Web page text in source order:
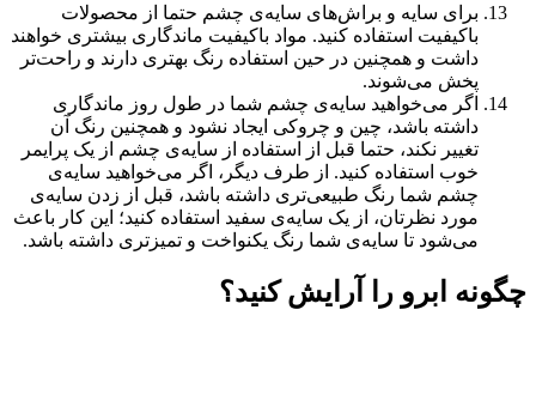
برای سایه و براش‌های سایه‌ی چشم حتما از محصولات
باکیفیت استفاده کنید. مواد باکیفیت ماندگاری بیشتری خواهند
داشت و همچنین در حین استفاده رنگ بهتری دارند و راحت‌تر
پخش می‌شوند.
اگر می‌خواهید سایه‌ی چشم شما در طول روز ماندگاری
داشته باشد، چین و چروکی ایجاد نشود و همچنین رنگ آن
تغییر نکند، حتما قبل از استفاده از سایه‌ی چشم از یک پرایمر
خوب استفاده کنید. از طرف دیگر، اگر می‌خواهید سایه‌ی
چشم شما رنگ طبیعی‌تری داشته باشد، قبل از زدن سایه‌ی
مورد نظرتان، از یک سایه‌ی سفید استفاده کنید؛ این کار باعث
می‌شود تا سایه‌ی شما رنگ یکنواخت و تمیزتری داشته باشد.
چگونه ابرو را آرایش کنید؟